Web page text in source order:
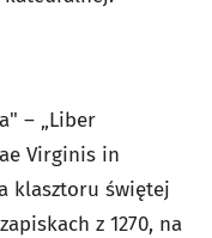
– „Liber
Virginis in
klasztoru świętej
z 1270, na